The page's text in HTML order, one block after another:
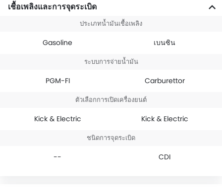
เชื้อเพลิงและการจุดระเบิด
ประเภทน้ำมันเชื้อเพลิง
Gasoline เบนซิน
ระบบการจ่ายน้ำมัน
PGM-FI Carburettor
ตัวเลือกการเปิดเครื่องยนต์
Kick & Electric Kick & Electric
ชนิดการจุดระเบิด
-- CDI